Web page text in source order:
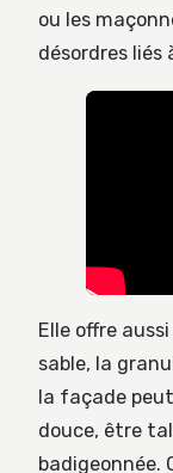
ou les
désordres liés
Elle offre
sable, la
la façade
douce, être
badigeonnée.